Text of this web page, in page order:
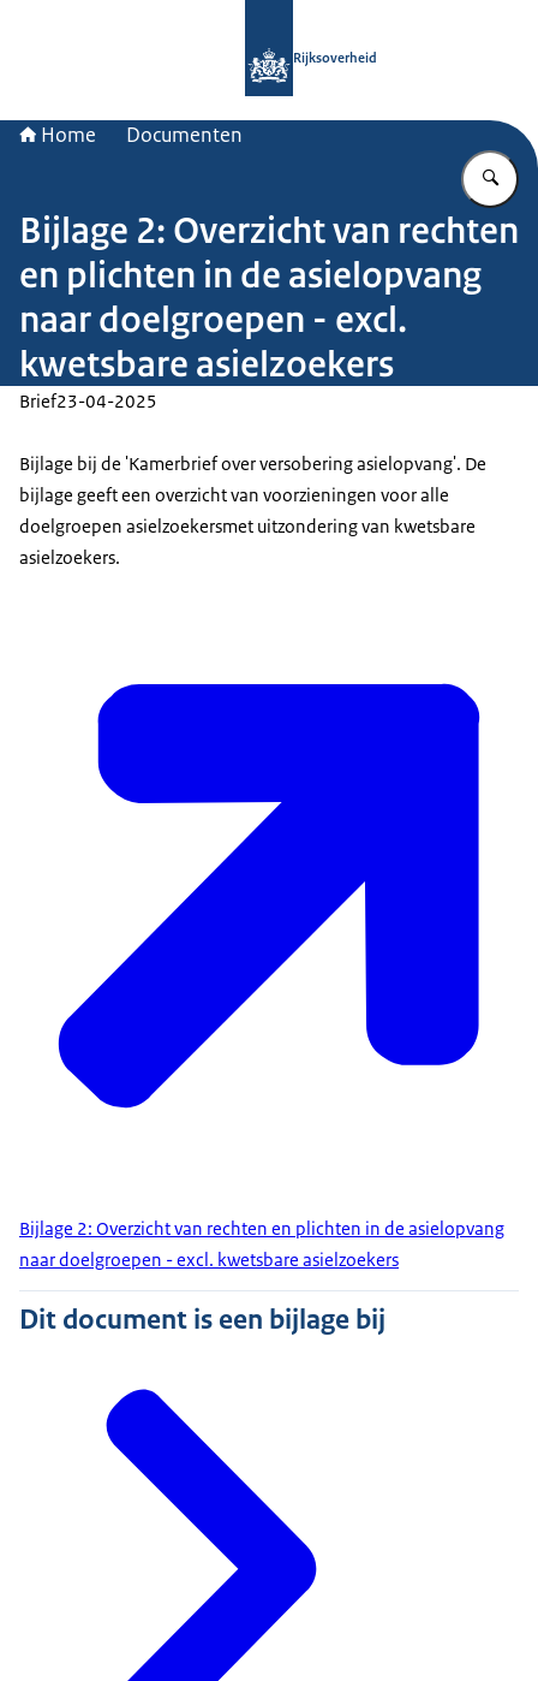
Rijksoverheid
Home Documenten
Bijlage 2: Overzicht van rechten
en plichten in de asielopvang
naar doelgroepen - excl.
kwetsbare asielzoekers
Brief23-04-2025
Bijlage bij de 'Kamerbrief over versobering asielopvang'. De
bijlage geeft een overzicht van voorzieningen voor alle
doelgroepen asielzoekersmet uitzondering van kwetsbare
asielzoekers.
Bijlage 2: Overzicht van rechten en plichten in de asielopvang
naar doelgroepen - excl. kwetsbare asielzoekers
Dit document is een bijlage bij